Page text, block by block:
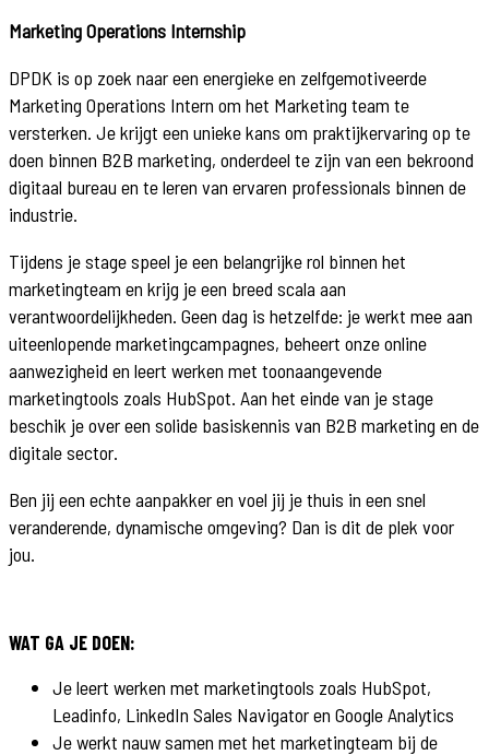
Marketing Operations Internship
DPDK is op zoek naar een energieke en zelfgemotiveerde
Marketing Operations Intern om het Marketing team te
versterken. Je krijgt een unieke kans om praktijkervaring op te
doen binnen B2B marketing, onderdeel te zijn van een bekroond
digitaal bureau en te leren van ervaren professionals binnen de
industrie.
Tijdens je stage speel je een belangrijke rol binnen het
marketingteam en krijg je een breed scala aan
verantwoordelijkheden. Geen dag is hetzelfde: je werkt mee aan
uiteenlopende marketingcampagnes, beheert onze online
aanwezigheid en leert werken met toonaangevende
marketingtools zoals HubSpot. Aan het einde van je stage
beschik je over een solide basiskennis van B2B marketing en de
digitale sector.
Ben jij een echte aanpakker en voel jij je thuis in een snel
veranderende, dynamische omgeving? Dan is dit de plek voor
jou.
WAT GA JE DOEN:
Je leert werken met marketingtools zoals HubSpot,
Leadinfo, LinkedIn Sales Navigator en Google Analytics
Je werkt nauw samen met het marketingteam bij de